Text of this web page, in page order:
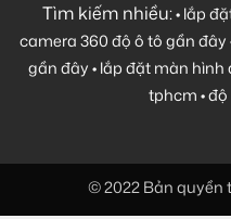
Tìm kiếm nhiều:•lắp
camera 360 độ ô tô gần đây
gần đây•lắp đặt màn
tphcm•độ
© 2022 Bản quyền